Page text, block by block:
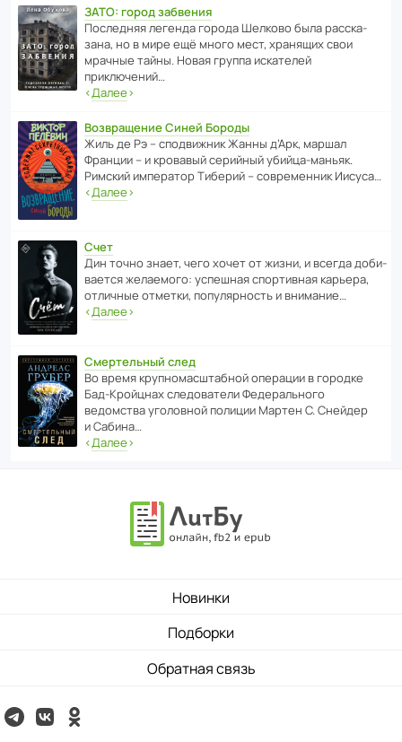
ЗАТО: город забвения
После­дняя легенда города Шелково была расска­
зана, но в мире ещё много мест, хранящих свои
мрачные тайны. Новая группа иска­телей
приключений…
‹Далее›
Возвращение Синей Бороды
Жиль де Рэ – спод­ви­жник Жанны д’Арк, маршал
Франции – и кровавый серийный убийца-маньяк.
Римский импе­ратор Тиберий – совре­менник Иисуса…
‹Далее›
Счет
Дин точно знает, чего хочет от жизни, и всегда доби­
ва­ется жела­е­мого: успе­шная спор­ти­вная карьера,
отли­чные отметки, попу­ля­р­ность и внимание…
‹Далее›
Смертельный след
Во время круп­но­мас­ш­та­бной операции в городке
Бад‑Крой­цнах следо­ва­тели Феде­раль­ного
ведомства уголо­вной полиции Мартен С. Снейдер
и Сабина…
‹Далее›
Новинки
Подборки
Обратная связь